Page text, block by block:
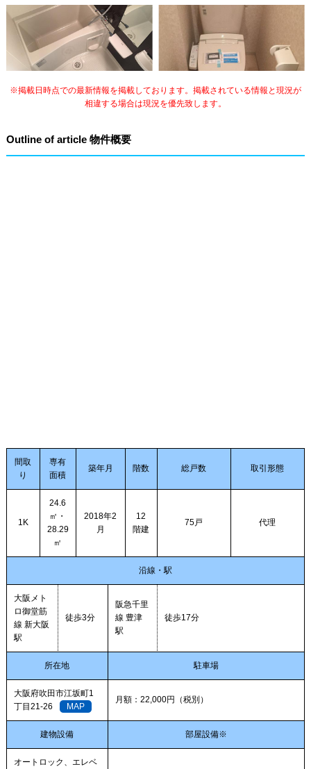
※掲載日時点での最新情報を掲載しております。掲載されている情報と現況が
相違する場合は現況を優先致します。
Outline of article 物件概要
間取
り
専有
面積
築年月 階数 総戸数 取引形態
1K
24.6
㎡・
28.29
㎡
2018年2
月
12
階建
75戸 代理
沿線・駅
大阪メト
ロ御堂筋
線 新大阪
駅
徒歩3分
阪急千里
線 豊津
駅
徒歩17分
所在地 駐車場
大阪府吹田市江坂町1
丁目21-26
MAP
月額：22,000円（税別）
建物設備 部屋設備※
オートロック、エレベ